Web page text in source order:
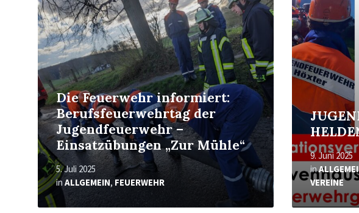
Die Feuerwehr informiert:
Berufsfeuerwehrtag der
Jugendfeuerwehr –
Einsatzübungen „Zur Mühle“
5. Juli 2025
in ALLGEMEIN, FEUERWEHR
9. Juni 2025
in
VEREINE